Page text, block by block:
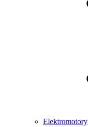
Elektromotory